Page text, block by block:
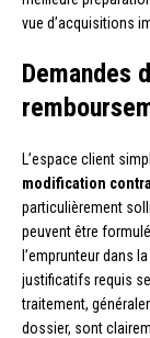
vue d’acquisitions
Demandes
L’espace client
modification
particulièrement
peuvent être
l’emprunteur dans
justificatifs requis
traitement,
dossier, sont